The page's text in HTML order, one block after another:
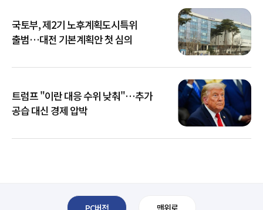
국토부, 제2기 노후계획도시특위
출범…대전 기본계획안 첫 심의
트럼프 "이란 대응 수위 낮춰"…추가
공습 대신 경제 압박
PC버전 맨위로